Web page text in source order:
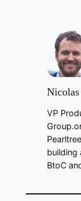
VP
building
BtoC